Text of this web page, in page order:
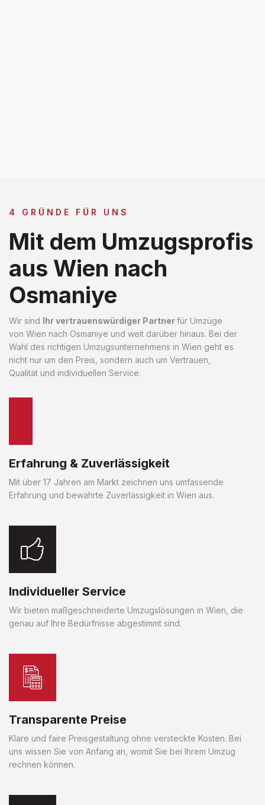
4 GRÜNDE FÜR UNS
Mit dem Umzugsprofis
aus Wien nach
Osmaniye
Wir sind Ihr vertrauenswürdiger Partnerfür Umzüge
von Wien nach Osmaniye und weit darüber hinaus. Bei der
Wahl des richtigen Umzugsunternehmens in Wien geht es
nicht nur um den Preis, sondern auch um Vertrauen,
Qualität und individuellen Service.
Erfahrung & Zuverlässigkeit
Mit über 17 Jahren am Markt zeichnen uns umfassende
Erfahrung und bewährte Zuverlässigkeit in Wien aus.
Individueller Service
Wir bieten maßgeschneiderte Umzugslösungen in Wien, die
genau auf Ihre Bedürfnisse abgestimmt sind.
Transparente Preise
Klare und faire Preisgestaltung ohne versteckte Kosten. Bei
uns wissen Sie von Anfang an, womit Sie bei Ihrem Umzug
rechnen können.